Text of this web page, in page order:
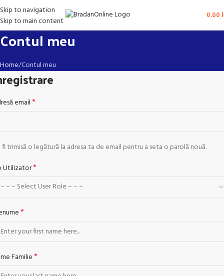
Skip to navigation
Skip to main content
0.00
Contul meu
Home Contul meu
email*
fi trimisă o legătură la adresa ta de email pentru a seta o parolă nouă.
Utilizator*
*
Familie*